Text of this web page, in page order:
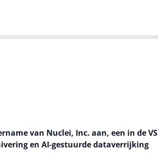
van Nuclei, Inc. aan, een in de VS
en AI-gestuurde dataverrijking